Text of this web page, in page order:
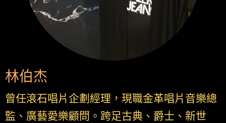
林伯杰
曾任滾石唱片企劃經理，現職金革唱片音樂總
監、廣藝愛樂顧問。跨足古典、爵士、新世